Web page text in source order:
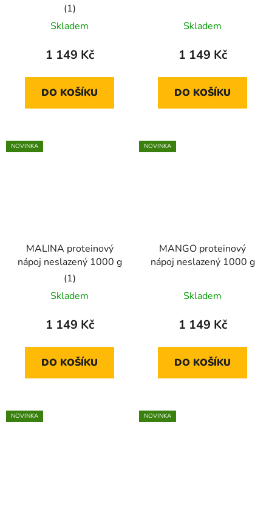
Průměrné
hodnocení
produktu
5,0
z
Skladem
1 149 Kč
DO KOŠÍKU
Skladem
1 149 Kč
DO KOŠÍKU
NOVINKA
MALINA proteinový
nápoj neslazený 1000 g
Průměrné
hodnocení
produktu
5,0
z
Skladem
1 149 Kč
DO KOŠÍKU
NOVINKA
MANGO proteinový
nápoj neslazený 1000 g
Skladem
1 149 Kč
DO KOŠÍKU
NOVINKA
NOVINKA